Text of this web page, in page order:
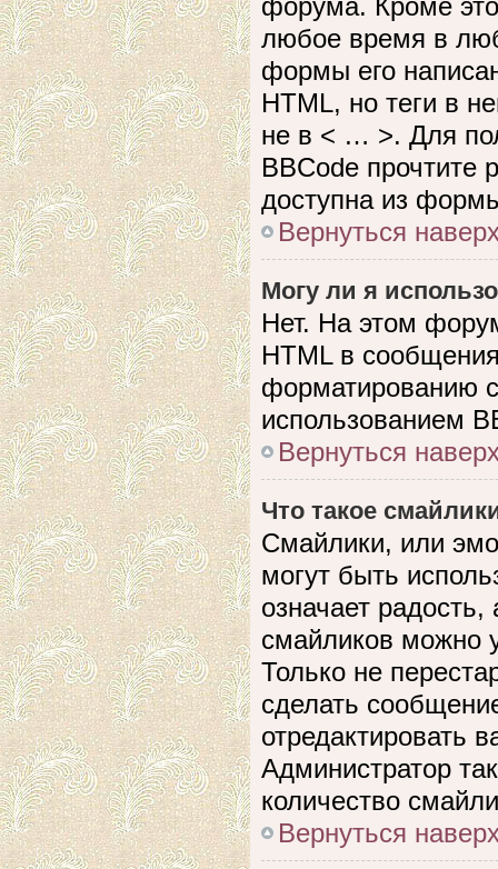
форума. Кроме
любое время в
формы его
HTML, но теги в
не в < … >. Для
BBCode прочтите
доступна из
Вернуться
Могу ли я
Нет. На этом
HTML в
форматированию
использованием
Вернуться
Что такое
Смайлики, или
могут быть
означает
смайликов можно
Только не
сделать
отредактировать
Администратор
количество
Вернуться